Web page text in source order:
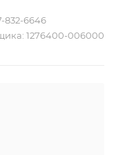
832-6646
1276400-006000